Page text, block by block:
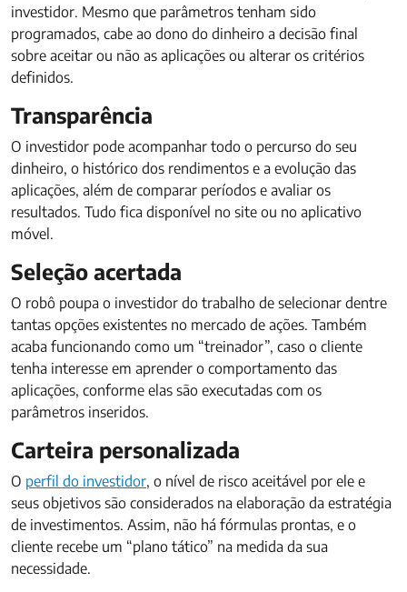
investidor. Mesmo que parâmetros tenham sido
programados, cabe ao dono do dinheiro a decisão final
sobre aceitar ou não as aplicações ou alterar os critérios
definidos.
Transparência
O investidor pode acompanhar todo o percurso do seu
dinheiro, o histórico dos rendimentos e a evolução das
aplicações, além de comparar períodos e avaliar os
resultados. Tudo fica disponível no site ou no aplicativo
móvel.
Seleção acertada
O robô poupa o investidor do trabalho de selecionar dentre
tantas opções existentes no mercado de ações. Também
acaba funcionando como um “treinador”, caso o cliente
tenha interesse em aprender o comportamento das
aplicações, conforme elas são executadas com os
parâmetros inseridos.
Carteira personalizada
O perfil do investidor, o nível de risco aceitável por ele e
seus objetivos são considerados na elaboração da estratégia
de investimentos. Assim, não há fórmulas prontas, e o
cliente recebe um “plano tático” na medida da sua
necessidade.